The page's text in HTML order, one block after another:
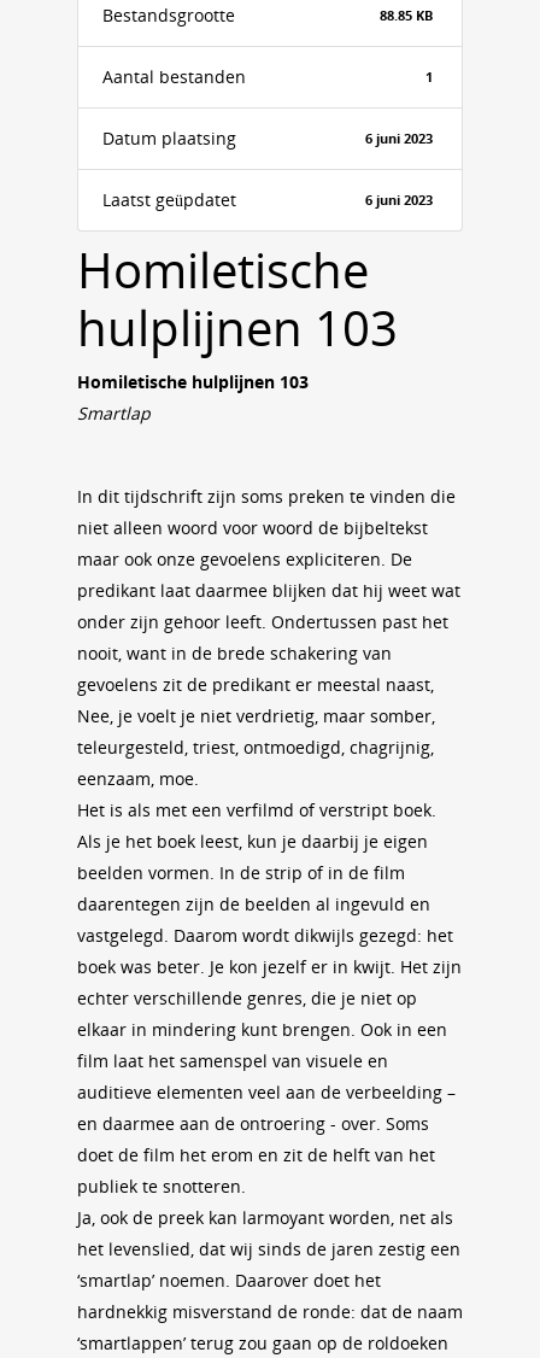
Bestandsgrootte 88.85 KB
Aantal bestanden 1
Datum plaatsing 6 juni 2023
Laatst geüpdatet 6 juni 2023
Homiletische
hulplijnen 103
Homiletische hulplijnen 103
Smartlap
In dit tijdschrift zijn soms preken te vinden die
niet alleen woord voor woord de bijbeltekst
maar ook onze gevoelens expliciteren. De
predikant laat daarmee blijken dat hij weet wat
onder zijn gehoor leeft. Ondertussen past het
nooit, want in de brede schakering van
gevoelens zit de predikant er meestal naast,
Nee, je voelt je niet verdrietig, maar somber,
teleurgesteld, triest, ontmoedigd, chagrijnig,
eenzaam, moe.
Het is als met een verfilmd of verstript boek.
Als je het boek leest, kun je daarbij je eigen
beelden vormen. In de strip of in de film
daarentegen zijn de beelden al ingevuld en
vastgelegd. Daarom wordt dikwijls gezegd: het
boek was beter. Je kon jezelf er in kwijt. Het zijn
echter verschillende genres, die je niet op
elkaar in mindering kunt brengen. Ook in een
film laat het samenspel van visuele en
auditieve elementen veel aan de verbeelding –
en daarmee aan de ontroering - over. Soms
doet de film het erom en zit de helft van het
publiek te snotteren.
Ja, ook de preek kan larmoyant worden, net als
het levenslied, dat wij sinds de jaren zestig een
‘smartlap’ noemen. Daarover doet het
hardnekkig misverstand de ronde: dat de naam
‘smartlappen’ terug zou gaan op de roldoeken